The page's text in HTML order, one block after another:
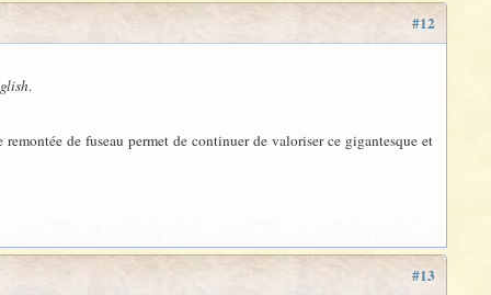
#12
.
de fuseau permet de continuer de valoriser ce gigantesque et
#13